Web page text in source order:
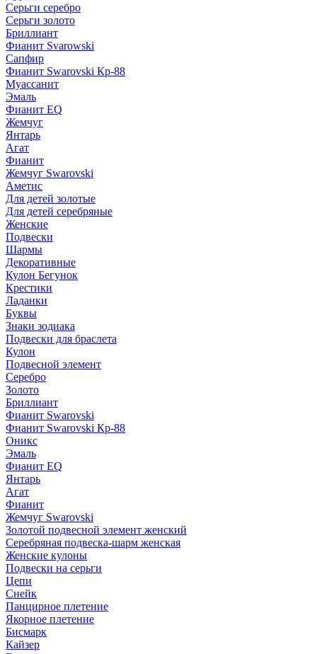
Серьги серебро
Серьги золото
Бриллиант
Фианит Svarowski
Сапфир
Фианит Swarovski Кр-88
Муассанит
Эмаль
Фианит EQ
Жемчуг
Янтарь
Агат
Фианит
Жемчуг Swarovski
Аметис
Для детей золотые
Для детей серебряные
Женские
Подвески
Шармы
Декоративные
Кулон Бегунок
Крестики
Ладанки
Буквы
Знаки зодиака
Подвески для браслета
Кулон
Подвесной элемент
Серебро
Золото
Бриллиант
Фианит Swarovski
Фианит Swarovski Кр-88
Оникс
Эмаль
Фианит EQ
Янтарь
Агат
Фианит
Жемчуг Swarovski
Золотой подвесной элемент женcкий
Серебряная подвеска-шарм женская
Женские кулоны
Подвески на серьги
Цепи
Снейк
Панцирное плетение
Якорное плетение
Бисмарк
Кайзер